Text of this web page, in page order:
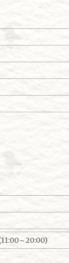
～20:00)